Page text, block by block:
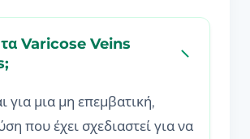
τα Varicose Veins
για μια μη επεμβατική,
που έχει σχεδιαστεί για να